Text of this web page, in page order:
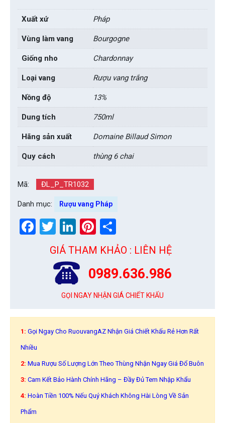
Xuất xứ Pháp
Vùng làm vang Bourgogne
Giống nho Chardonnay
Loại vang Rượu vang trắng
Nồng độ 13%
Dung tích 750ml
Hãng sản xuất Domaine Billaud Simon
Quy cách thùng 6 chai
Mã: ĐL_P_TR1032
Danh mục: Rượu vang Pháp
Facebook
Twitter
LinkedIn
Pinterest
GIÁ THAM KHẢO : LIÊN HỆ
0989.636.986
GỌI NGAY NHẬN GIÁ CHIẾT KHẤU
1: Gọi Ngay Cho RuouvangAZ Nhận Giá Chiết Khấu Rẻ Hơn Rất
Nhiều
2: Mua Rượu Số Lượng Lớn Theo Thùng Nhận Ngay Giá Đổ Buôn
3: Cam Kết Bảo Hành Chính Hãng – Đầy Đủ Tem Nhập Khẩu
4: Hoàn Tiền 100% Nếu Quý Khách Không Hài Lòng Về Sản
Phẩm